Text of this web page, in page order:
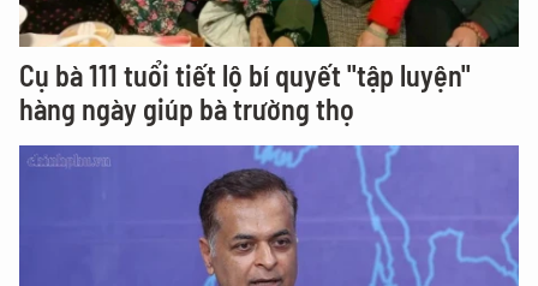
Cụ bà 111 tuổi tiết lộ bí quyết "tập luyện"
hàng ngày giúp bà trường thọ